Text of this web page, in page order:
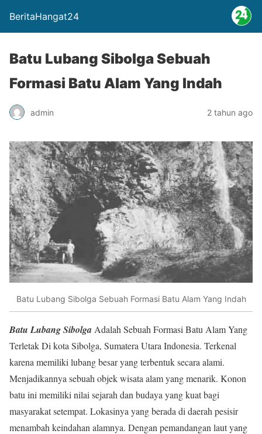
BeritaHangat24
Batu Lubang Sibolga Sebuah
Formasi Batu Alam Yang Indah
admin 2 tahun ago
Batu Lubang Sibolga Sebuah Formasi Batu Alam Yang Indah
Batu Lubang Sibolga Adalah Sebuah Formasi Batu Alam Yang
Terletak Di kota Sibolga, Sumatera Utara Indonesia. Terkenal
karena memiliki lubang besar yang terbentuk secara alami.
Menjadikannya sebuah objek wisata alam yang menarik. Konon
batu ini memiliki nilai sejarah dan budaya yang kuat bagi
masyarakat setempat. Lokasinya yang berada di daerah pesisir
menambah keindahan alamnya. Dengan pemandangan laut yang